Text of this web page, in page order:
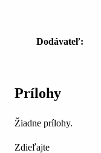
Dodávateľ:
Prílohy
Žiadne prílohy.
Zdieľajte